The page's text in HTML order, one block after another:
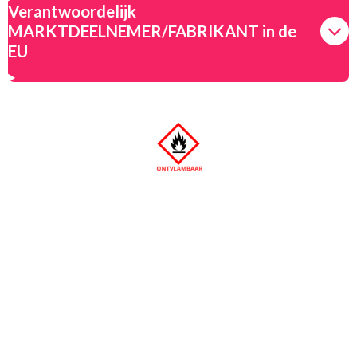
Verantwoordelijk
MARKTDEELNEMER/FABRIKANT in de
EU